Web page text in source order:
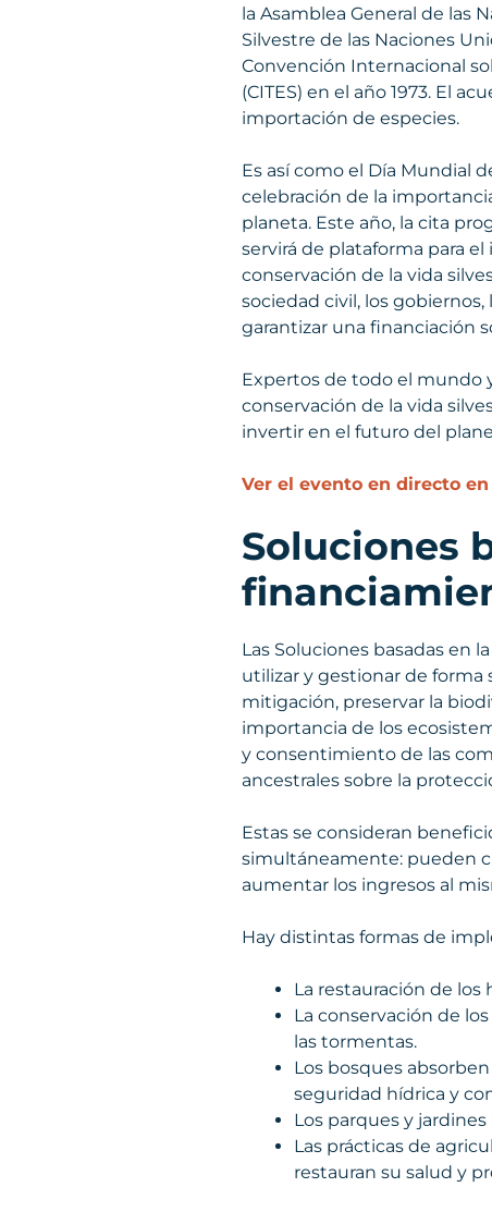
la Asamblea General de las
Silvestre de las Naciones
Convención Internacional
(CITES) en el año 1973. El
importación de especies.
Es así como el Día Mundial
celebración de la
planeta. Este año, la cita
servirá de plataforma para
conservación de la vida
sociedad civil, los
garantizar una financiación
Expertos de todo el mundo
conservación de la vida
invertir en el futuro del
Ver el evento en directo en
Soluciones
Las Soluciones basadas en
utilizar y gestionar de forma
mitigación, preservar la
importancia de los
y consentimiento de las
ancestrales sobre la
Estas se consideran
simultáneamente: pueden
aumentar los ingresos al
Hay distintas formas de
La restauración de
La conservación de
las tormentas.
Los bosques
seguridad hídrica y
Los parques y
Las prácticas de
restauran su salud y